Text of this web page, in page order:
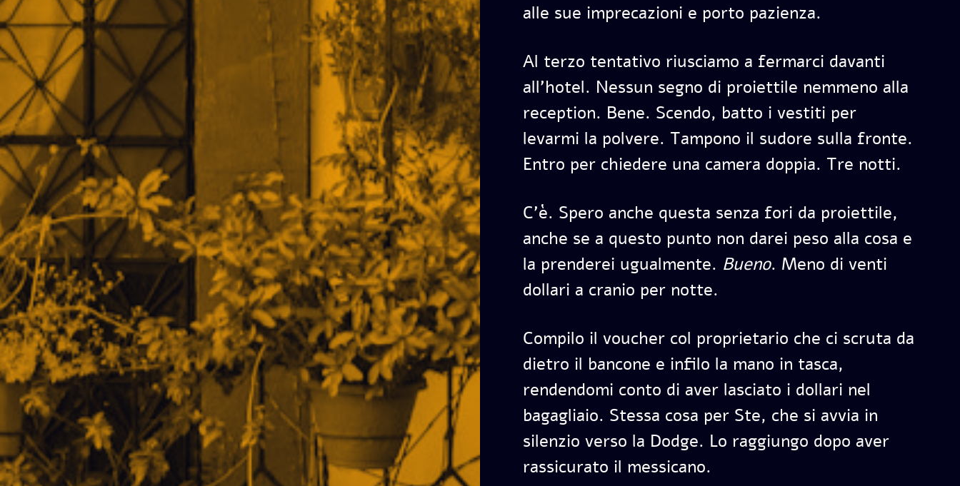
alle sue imprecazioni e porto pazienza.
Al terzo tentativo riusciamo a fermarci davanti
all’hotel. Nessun segno di proiettile nemmeno alla
reception. Bene. Scendo, batto i vestiti per
levarmi la polvere. Tampono il sudore sulla fronte.
Entro per chiedere una camera doppia. Tre notti.
C’è. Spero anche questa senza fori da proiettile,
anche se a questo punto non darei peso alla cosa e
la prenderei ugualmente. Bueno. Meno di venti
dollari a cranio per notte.
Compilo il voucher col proprietario che ci scruta da
dietro il bancone e infilo la mano in tasca,
rendendomi conto di aver lasciato i dollari nel
bagagliaio. Stessa cosa per Ste, che si avvia in
silenzio verso la Dodge. Lo raggiungo dopo aver
rassicurato il messicano.